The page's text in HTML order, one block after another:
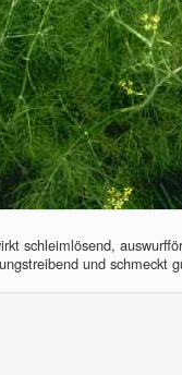
schleimlösend,
und schmeckt